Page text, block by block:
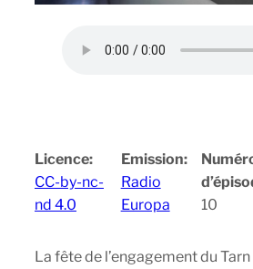
Licence:
CC-by-nc-
nd 4.0
Emission:
Radio
Europa
10
La fête de l’engagement du Tarn